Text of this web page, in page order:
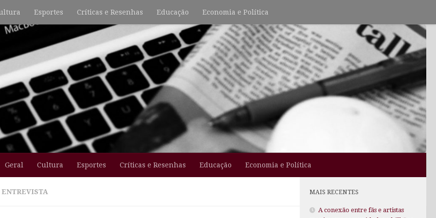
Esportes Críticas e Resenhas Educação Economia e Política
Geral Cultura Esportes Críticas e Resenhas Educação Economia e Política
ENTREVISTA MAIS RECENTES
A conexão entre fãs e artistas